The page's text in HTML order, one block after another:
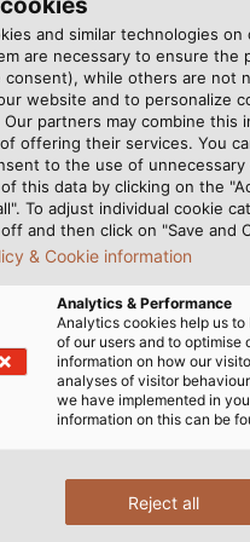
nel fumo in caso
giusti per la vostra
nostro esperto del
and similar technologies
are necessary to ensure
consent), while others are not
website and to personalize
partners may combine
offering their services. You
to the use of
this data by clicking on the
To adjust individual cookie
and then click on "Save and
& Cookie information
Analytics & Performance
Analytics cookies help us
of our users and to optimise
information on how our
analyses of visitor
we have implemented in
information on this can be
Reject all